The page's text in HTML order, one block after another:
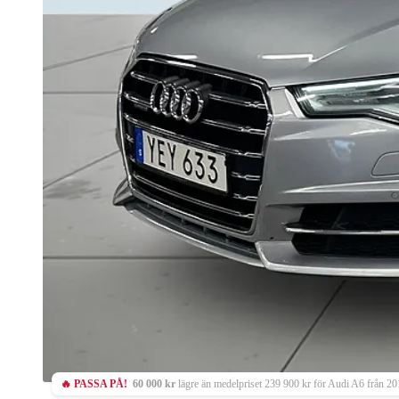
🔥 PASSA PÅ! 60 000 kr lägre än medelpriset 239 900 kr för Audi A6 från